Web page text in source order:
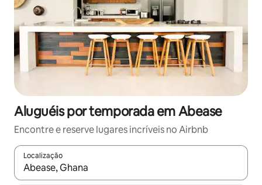
Aluguéis por temporada em Abease
Encontre e reserve lugares incríveis no Airbnb
Localização
Quando os resultados estiverem disponíveis, explore-os